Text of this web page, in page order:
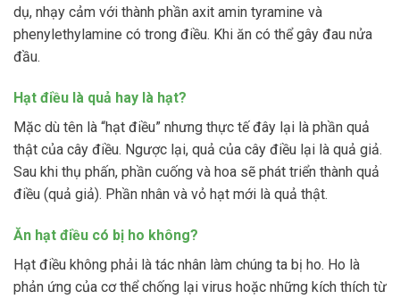
dụ, nhạy cảm với thành phần axit amin tyramine và
phenylethylamine có trong điều. Khi ăn có thể gây đau nửa
đầu.
Hạt điều là quả hay là hạt?
Mặc dù tên là “hạt điều” nhưng thực tế đây lại là phần quả
thật của cây điều. Ngược lại, quả của cây điều lại là quả giả.
Sau khi thụ phấn, phần cuống và hoa sẽ phát triển thành quả
điều (quả giả). Phần nhân và vỏ hạt mới là quả thật.
Ăn hạt điều có bị ho không?
Hạt điều không phải là tác nhân làm chúng ta bị ho. Ho là
phản ứng của cơ thể chống lại virus hoặc những kích thích từ